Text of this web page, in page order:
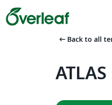
arrow_left_alt Back to all